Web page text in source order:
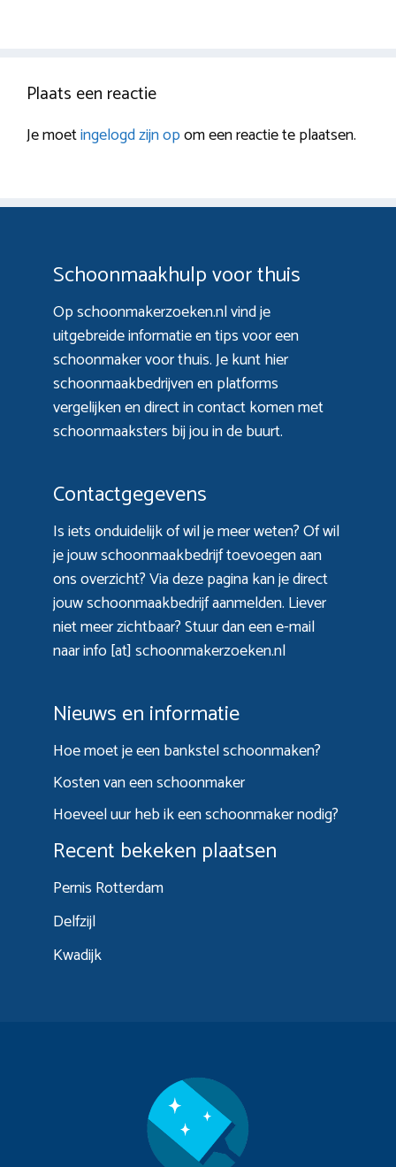
Plaats een reactie
Je moetingelogd zijn opom een reactie te plaatsen.
Schoonmaakhulp voor thuis
Op schoonmakerzoeken.nl vind je
uitgebreide informatie en tips voor een
schoonmaker voor thuis. Je kunt hier
schoonmaakbedrijven en platforms
vergelijken en direct in contact komen met
schoonmaaksters bij jou in de buurt.
Contactgegevens
Is iets onduidelijk of wil je meer weten? Of wil
je jouw schoonmaakbedrijf toevoegen aan
ons overzicht? Viadeze paginakan je direct
jouw schoonmaakbedrijf aanmelden. Liever
niet meer zichtbaar? Stuur dan een e-mail
naar info [at] schoonmakerzoeken.nl
Nieuws en informatie
Hoe moet je een bankstel schoonmaken?
Kosten van een schoonmaker
Hoeveel uur heb ik een schoonmaker nodig?
Recent bekeken plaatsen
Pernis Rotterdam
Delfzijl
Kwadijk